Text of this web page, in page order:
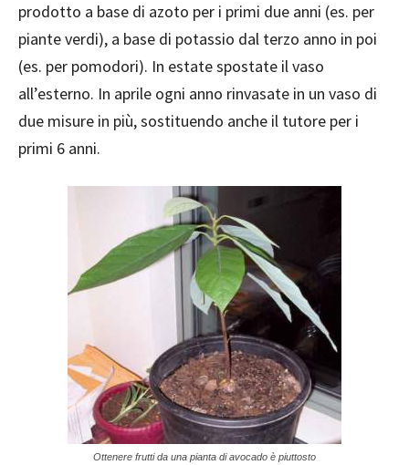
prodotto a base di azoto per i primi due anni (es. per
piante verdi), a base di potassio dal terzo anno in poi
(es. per pomodori). In estate spostate il vaso
all’esterno. In aprile ogni anno rinvasate in un vaso di
due misure in più, sostituendo anche il tutore per i
primi 6 anni.
Ottenere frutti da una pianta di avocado è piuttosto